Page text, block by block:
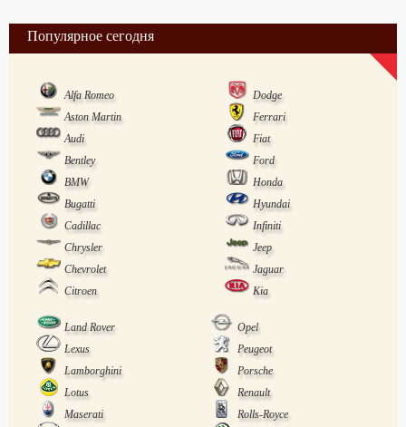
Популярное сегодня
Alfa Romeo
Dodge
Aston Martin
Ferrari
Audi
Fiat
Bentley
Ford
BMW
Honda
Bugatti
Hyundai
Cadillac
Infiniti
Chrysler
Jeep
Chevrolet
Jaguar
Citroen
Kia
Land Rover
Opel
Lexus
Peugeot
Lamborghini
Porsche
Lotus
Renault
Maserati
Rolls-Royce